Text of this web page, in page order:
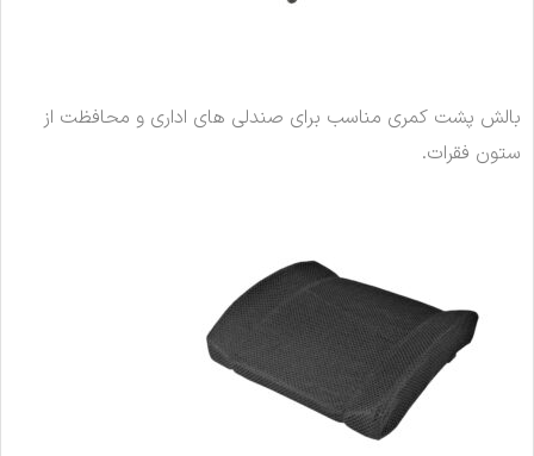
بالش پشت کمری مناسب برای صندلی های اداری و محافظت از
ستون فقرات.